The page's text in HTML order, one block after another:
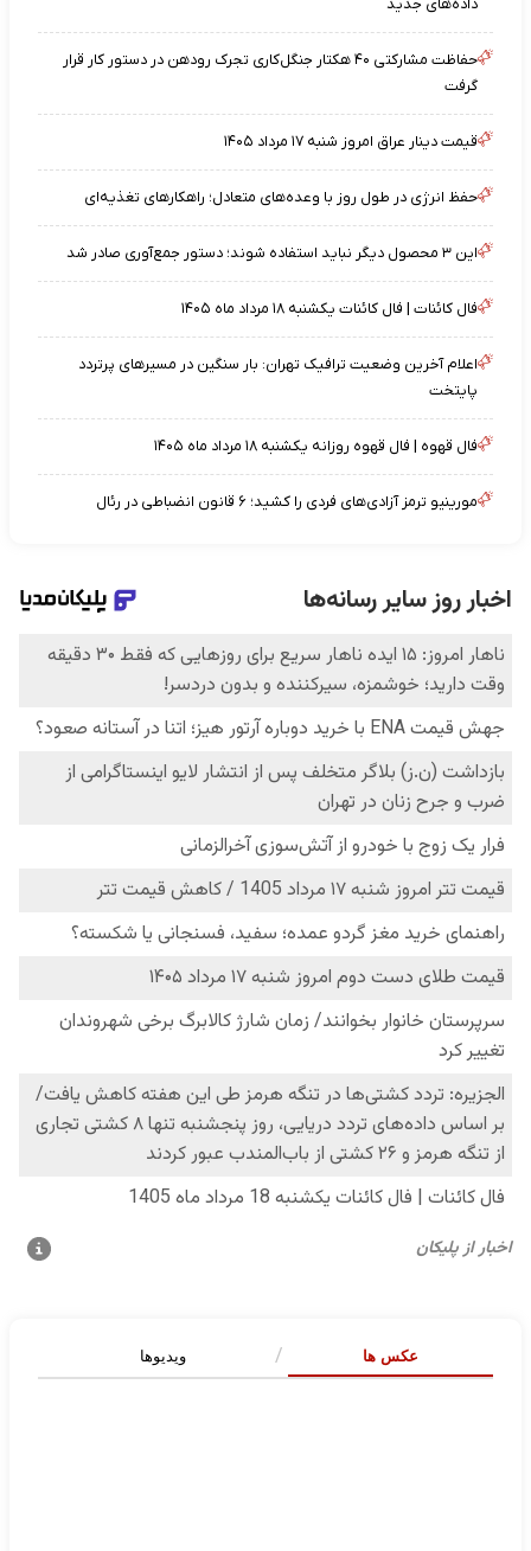
داده‌های جدید
حفاظت مشارکتی ۴۰ هکتار جنگل‌کاری تجرک رودهن در دستور کار قرار
گرفت
قیمت دینار عراق امروز شنبه ۱۷ مرداد ۱۴۰۵
حفظ انرژی در طول روز با وعده‌های متعادل؛ راهکارهای تغذیه‌ای
این ۳ محصول دیگر نباید استفاده شوند؛ دستور جمع‌آوری صادر شد
فال کائنات | فال کائنات یکشنبه ۱۸ مرداد ماه ۱۴۰۵
اعلام آخرین وضعیت ترافیک تهران: بار سنگین در مسیرهای پرتردد
پایتخت
فال قهوه | فال قهوه روزانه یکشنبه ۱۸ مرداد ماه ۱۴۰۵
مورینیو ترمز آزادی‌های فردی را کشید؛ ۶ قانون انضباطی در رئال
عکس ها ویدیوها